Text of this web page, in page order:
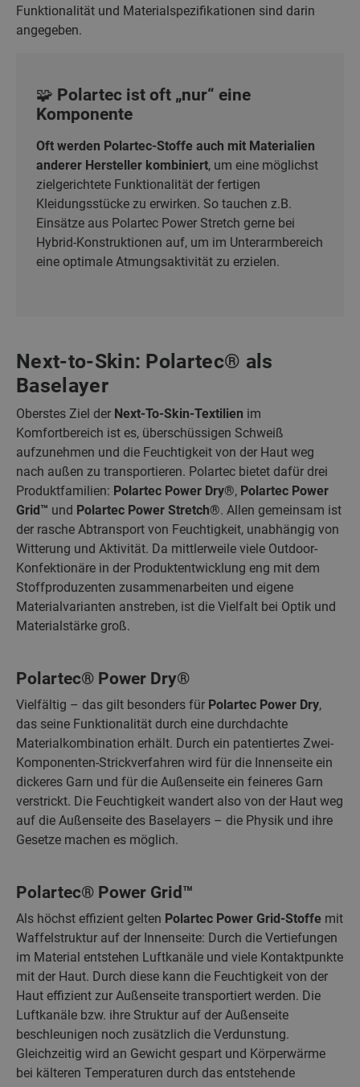
Funktionalität und Materialspezifikationen sind darin
angegeben.
🧩 Polartec ist oft „nur“ eine
Komponente
Oft werden Polartec-Stoffe auch mit Materialien
anderer Hersteller kombiniert, um eine möglichst
zielgerichtete Funktionalität der fertigen
Kleidungsstücke zu erwirken. So tauchen z.B.
Einsätze aus Polartec Power Stretch gerne bei
Hybrid-Konstruktionen auf, um im Unterarmbereich
eine optimale Atmungsaktivität zu erzielen.
Next-to-Skin: Polartec® als
Baselayer
Oberstes Ziel der Next-To-Skin-Textilien im
Komfortbereich ist es, überschüssigen Schweiß
aufzunehmen und die Feuchtigkeit von der Haut weg
nach außen zu transportieren. Polartec bietet dafür drei
Produktfamilien: Polartec Power Dry®, Polartec Power
Grid™ und Polartec Power Stretch®. Allen gemeinsam ist
der rasche Abtransport von Feuchtigkeit, unabhängig von
Witterung und Aktivität. Da mittlerweile viele Outdoor-
Konfektionäre in der Produktentwicklung eng mit dem
Stoffproduzenten zusammenarbeiten und eigene
Materialvarianten anstreben, ist die Vielfalt bei Optik und
Materialstärke groß.
Polartec® Power Dry®
Vielfältig – das gilt besonders für Polartec Power Dry,
das seine Funktionalität durch eine durchdachte
Materialkombination erhält. Durch ein patentiertes Zwei-
Komponenten-Strickverfahren wird für die Innenseite ein
dickeres Garn und für die Außenseite ein feineres Garn
verstrickt. Die Feuchtigkeit wandert also von der Haut weg
auf die Außenseite des Baselayers – die Physik und ihre
Gesetze machen es möglich.
Polartec® Power Grid™
Als höchst effizient gelten Polartec Power Grid-Stoffe mit
Waffelstruktur auf der Innenseite: Durch die Vertiefungen
im Material entstehen Luftkanäle und viele Kontaktpunkte
mit der Haut. Durch diese kann die Feuchtigkeit von der
Haut effizient zur Außenseite transportiert werden. Die
Luftkanäle bzw. ihre Struktur auf der Außenseite
beschleunigen noch zusätzlich die Verdunstung.
Gleichzeitig wird an Gewicht gespart und Körperwärme
bei kälteren Temperaturen durch das entstehende